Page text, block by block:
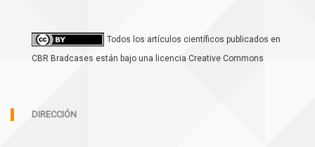
Todos los artículos científicos publicados en
CBR Bradcases están bajo una licencia Creative Commons
DIRECCIÓN